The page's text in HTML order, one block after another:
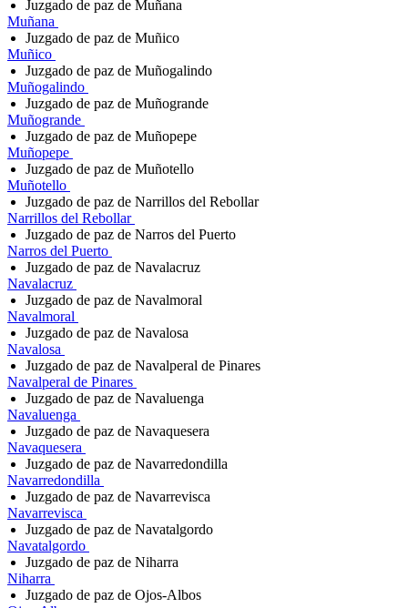
Juzgado de paz de Muñana
Muñana
Juzgado de paz de Muñico
Muñico
Juzgado de paz de Muñogalindo
Muñogalindo
Juzgado de paz de Muñogrande
Muñogrande
Juzgado de paz de Muñopepe
Muñopepe
Juzgado de paz de Muñotello
Muñotello
Juzgado de paz de Narrillos del Rebollar
Narrillos del Rebollar
Juzgado de paz de Narros del Puerto
Narros del Puerto
Juzgado de paz de Navalacruz
Navalacruz
Juzgado de paz de Navalmoral
Navalmoral
Juzgado de paz de Navalosa
Navalosa
Juzgado de paz de Navalperal de Pinares
Navalperal de Pinares
Juzgado de paz de Navaluenga
Navaluenga
Juzgado de paz de Navaquesera
Navaquesera
Juzgado de paz de Navarredondilla
Navarredondilla
Juzgado de paz de Navarrevisca
Navarrevisca
Juzgado de paz de Navatalgordo
Navatalgordo
Juzgado de paz de Niharra
Niharra
Juzgado de paz de Ojos-Albos